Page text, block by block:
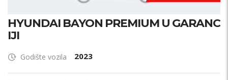
HYUNDAI BAYON PREMIUM U GARANC
IJI
Godište vozila 2023